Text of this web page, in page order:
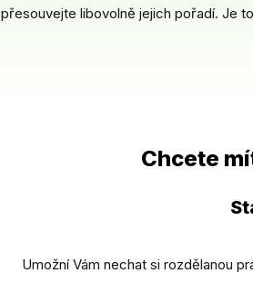
přesouvejte libovolně jejich pořadí. Je
Chcete
Umožní Vám nechat si rozdělanou